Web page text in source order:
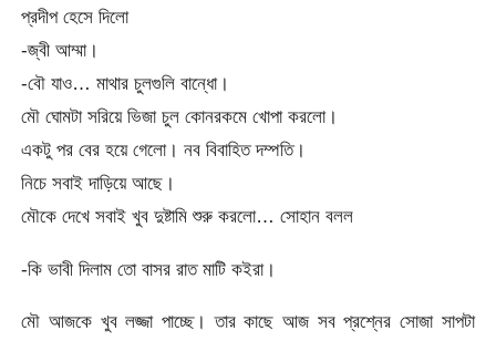
প্রদীপ হেসে দিলো
-জ্বী আম্মা।
-বৌ যাও… মাথার চুলগুলি বান্ধো।
মৌ ঘোমটা সরিয়ে ভিজা চুল কোনরকমে খোপা করলো।
একটু পর বের হয়ে গেলো। নব বিবাহিত দম্পতি।
নিচে সবাই দাড়িয়ে আছে।
মৌকে দেখে সবাই খুব দুষ্টামি শুরু করলো… সোহান বলল
-কি ভাবী দিলাম তো বাসর রাত মাটি কইরা।
মৌ আজকে খুব লজ্জা পাচ্ছে। তার কাছে আজ সব প্রশ্নের সোজা সাপটা